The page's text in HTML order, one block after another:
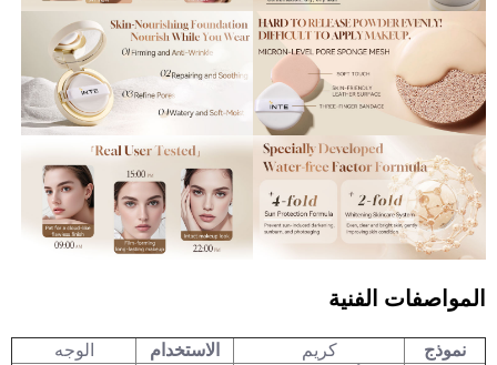
المواصفات الفنية
نموذج كريم الاستخدام الوجه